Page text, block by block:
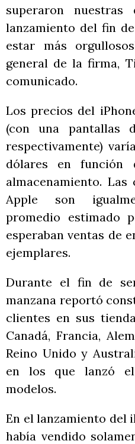
superaron nuestras
lanzamiento del fin
estar más
general de la firma,
comunicado.
Los precios del
(con una pantallas
respectivamente)
dólares en función
almacenamiento.
Apple son
promedio estimado
esperaban ventas de
ejemplares.
Durante el fin de
manzana reportó
clientes en sus
Canadá, Francia,
Reino Unido y
en los que lanzó
modelos.
En el lanzamiento del
había vendido